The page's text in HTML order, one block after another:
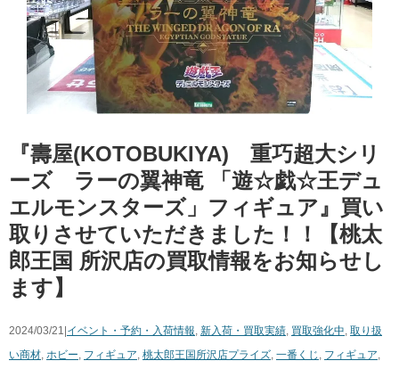
『壽屋(KOTOBUKIYA) 重巧超大シリ
ーズ ラーの翼神竜 「遊☆戯☆王デュ
エルモンスターズ」フィギュア』買い
取りさせていただきました！！【桃太
郎王国 所沢店の買取情報をお知らせし
ます】
2024/03/21| イベント・予約・入荷情報, 新入荷・買取実績, 買取強化中, 取り扱
い商材, ホビー, フィギュア, 桃太郎王国所沢店プライズ, 一番くじ , フィギュア,